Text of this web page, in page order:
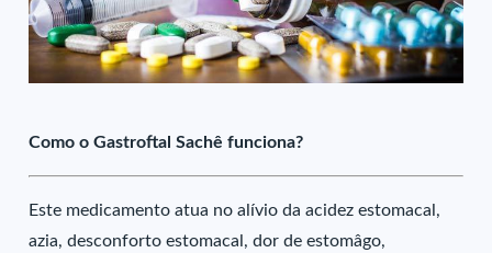
Como o Gastroftal Sachê funciona?
Este medicamento atua no alívio da acidez estomacal,
azia, desconforto estomacal, dor de estomâgo,